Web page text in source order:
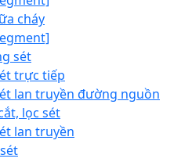
cháy
sét
trực tiếp
lan truyền đường nguồn
lọc sét
lan truyền